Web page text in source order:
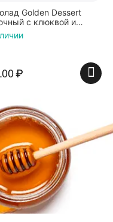
Golden Dessert
с клюквой и
(КОТИКИ) 100г
₽